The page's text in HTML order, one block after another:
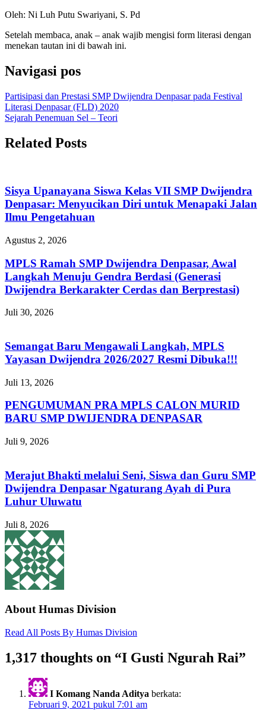
Oleh: Ni Luh Putu Swariyani, S. Pd
Setelah membaca, anak – anak wajib mengisi form literasi dengan
menekan tautan ini di bawah ini.
Navigasi pos
Partisipasi dan Prestasi SMP Dwijendra Denpasar pada Festival
Literasi Denpasar (FLD) 2020
Sejarah Penemuan Sel – Teori
Related Posts
Sisya Upanayana Siswa Kelas VII SMP Dwijendra
Denpasar: Menyucikan Diri untuk Menapaki Jalan
Ilmu Pengetahuan
Agustus 2, 2026
MPLS Ramah SMP Dwijendra Denpasar, Awal
Langkah Menuju Gendra Berdasi (Generasi
Dwijendra Berkarakter Cerdas dan Berprestasi)
Juli 30, 2026
Semangat Baru Mengawali Langkah, MPLS
Yayasan Dwijendra 2026/2027 Resmi Dibuka!!!
Juli 13, 2026
PENGUMUMAN PRA MPLS CALON MURID
BARU SMP DWIJENDRA DENPASAR
Juli 9, 2026
Merajut Bhakti melalui Seni, Siswa dan Guru SMP
Dwijendra Denpasar Ngaturang Ayah di Pura
Luhur Uluwatu
Juli 8, 2026
About Humas Division
Read All Posts By Humas Division
1,317 thoughts on “I Gusti Ngurah Rai”
I Komang Nanda Aditya berkata:
Februari 9, 2021 pukul 7:01 am